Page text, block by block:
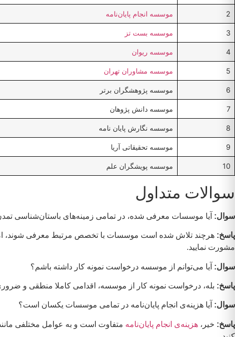
2 موسسه انجام پایان‌نامه
3 موسسه بست تز
4 موسسه ریوان
5 موسسه مشاوران تهران
6 موسسه پژوهشگران برتر
7 موسسه دانش پژوهان
8 موسسه نگارش پایان نامه
9 موسسه تحقیقاتی آریا
10 موسسه پویشگران علم
سوالات متداول
سوال: آیا موسسات معرفی شده، در تمامی زمینه‌های باستان‌شناسی
پاسخ: هرچند تلاش شده است موسسات با تخصص مرتبط معرفی شوند، اما
مشورت نمایید.
سوال: آیا می‌توانم از موسسه درخواست نمونه کار داشته باشم؟
پاسخ: بله، درخواست نمونه کار از موسسه، اقدامی کاملا منطقی و ضروری
سوال: آیا هزینه‌ی انجام پایان‌نامه در تمامی موسسات یکسان است؟
پاسخ: خیر، هزینه‌ی انجام پایان‌نامه متفاوت است و به عوامل مختلفی